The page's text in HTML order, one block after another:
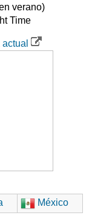
verano)
Time
México